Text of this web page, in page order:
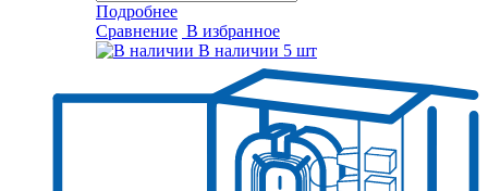
Подробнее
Сравнение В избранное
В наличии 5 шт